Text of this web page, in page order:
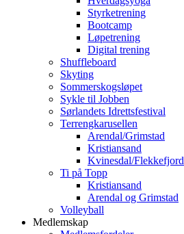
Styrketrening
Bootcamp
Løpetrening
Digital trening
Shuffleboard
Skyting
Sommerskogsløpet
Sykle til Jobben
Sørlandets Idrettsfestival
Terrengkarusellen
Arendal/Grimstad
Kristiansand
Kvinesdal/Flekkefjord
Ti på Topp
Kristiansand
Arendal og Grimstad
Volleyball
Medlemskap